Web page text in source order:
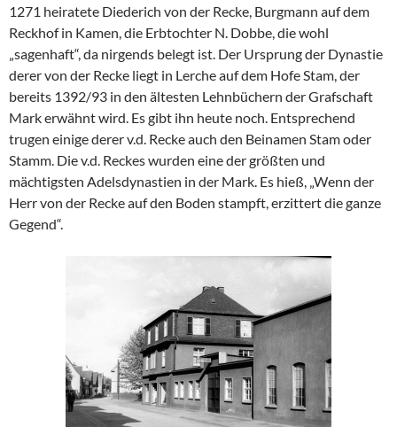
1271 heiratete Diederich von der Recke, Burgmann auf dem
Reckhof in Kamen, die Erbtochter N. Dobbe, die wohl
„sagenhaft“, da nirgends belegt ist. Der Ursprung der Dynastie
derer von der Recke liegt in Lerche auf dem Hofe Stam, der
bereits 1392/93 in den ältesten Lehnbüchern der Grafschaft
Mark erwähnt wird. Es gibt ihn heute noch. Entsprechend
trugen einige derer v.d. Recke auch den Beinamen Stam oder
Stamm. Die v.d. Reckes wurden eine der größten und
mächtigsten Adelsdynastien in der Mark. Es hieß, „Wenn der
Herr von der Recke auf den Boden stampft, erzittert die ganze
Gegend“.